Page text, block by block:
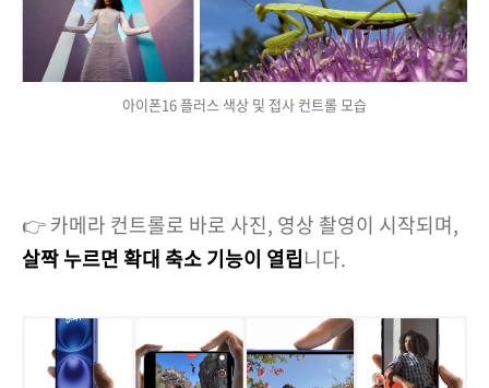
아이폰16 플러스 색상 및 접사 컨트롤 모습
👉 카메라 컨트롤로 바로 사진, 영상 촬영이 시작되며,
살짝 누르면 확대 축소 기능이 열립니다.